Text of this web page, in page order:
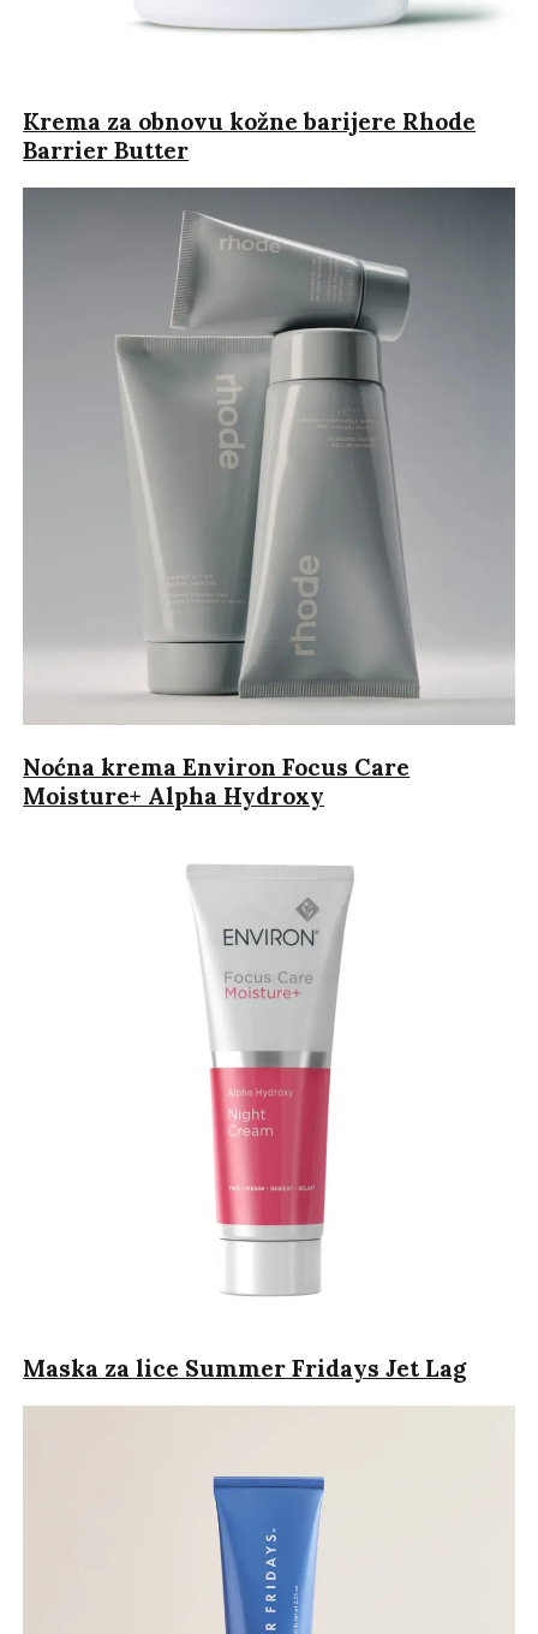
Krema za obnovu kožne barijere Rhode
Barrier Butter
Noćna krema Environ Focus Care
Moisture+ Alpha Hydroxy
Maska za lice Summer Fridays Jet Lag